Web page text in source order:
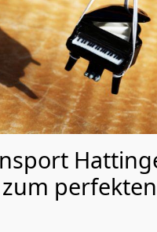
perfekten